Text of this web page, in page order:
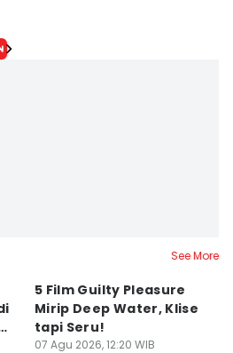
See More
5 Film Guilty Pleasure
Mirip Deep Water, Klise
tapi Seru!
07 Agu 2026, 12:20 WIB